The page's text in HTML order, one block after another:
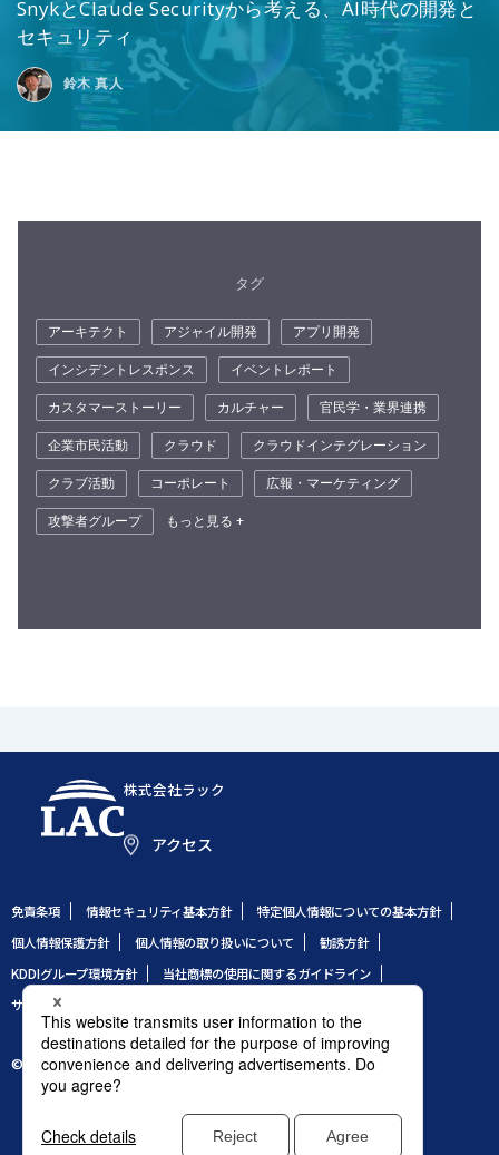
SnykとClaude Securityから考える、AI時代の開発と
セキュリティ
鈴木 真人
タグ
アーキテクト アジャイル開発
アプリ開発
インシデントレスポンス
イベントレポート
カスタマーストーリー
カルチャー
官民学・業界連携
企業市民活動
クラウド
クラウドインテグレーション
クラブ活動
コーポレート
広報・マーケティング
攻撃者グループ
もっと見る +
株式会社ラック
アクセス
免責条項 情報セキュリティ基本方針
特定個人情報についての基本方針
個人情報保護方針
個人情報の取り扱いについて
勧誘方針
KDDIグループ環境方針
当社商標の使用に関するガイドライン
サイトのご利用条件
© 1995 LAC Co., Ltd.